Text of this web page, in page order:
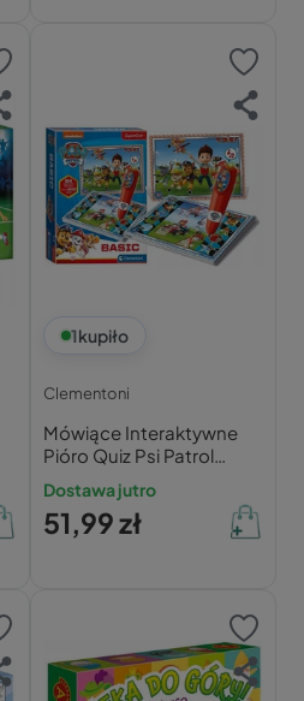
1kupiło
Clementoni
Mówiące Interaktywne
Pióro Quiz Psi Patrol
Długopis 3-6 Lat
Clementoni
Dostawa jutro
51,99 zł